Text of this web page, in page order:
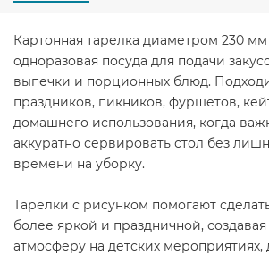
Картонная тарелка диаметром 230
одноразовая посуда для подачи
выпечки и порционных блюд.
праздников, пикников, фуршетов,
домашнего использования, когда
аккуратно сервировать стол без
времени на уборку.
Тарелки с рисунком помогают
более яркой и праздничной,
атмосферу на детских